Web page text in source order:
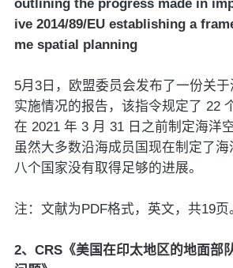
outlining the progress made in
ive 2014/89/EU establishing a
me spatial planning
5月3日，欧盟委员会发布了一份关
实施情况的报告，该指令规定了 22
在 2021 年 3 月 31 日之前制定海洋
虽然大多数沿海成员国现在制定了
八个国家没有取得足够的进展。
注：文献为PDF格式，英文，共19页
2、CRS《美国在印太地区的地面部